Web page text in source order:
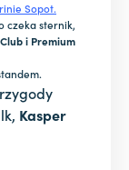
Sopot.
czeka sternik,
i Premium
Kasper